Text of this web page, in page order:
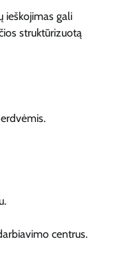
ieškojimas gali
struktūrizuotą
centrus.